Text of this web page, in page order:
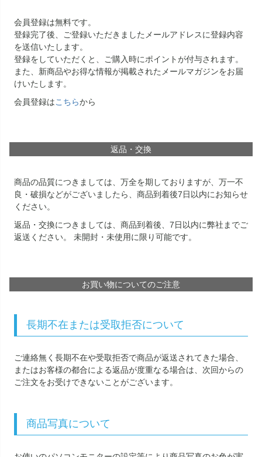
会員登録は無料です。
登録完了後、ご登録いただきましたメールアドレスに登録内容
を送信いたします。
登録をしていただくと、ご購入時にポイントが付与されます。
また、新商品やお得な情報が掲載されたメールマガジンをお届
けいたします。
会員登録はこちらから
返品・交換
商品の品質につきましては、万全を期しておりますが、万一不
良・破損などがございましたら、商品到着後7日以内にお知らせ
ください。
返品・交換につきましては、商品到着後、7日以内に弊社までご
返送ください。 未開封・未使用に限り可能です。
お買い物についてのご注意
長期不在または受取拒否について
ご連絡無く長期不在や受取拒否で商品が返送されてきた場合、
またはお客様の都合による返品が度重なる場合は、次回からの
ご注文をお受けできないことがございます。
商品写真について